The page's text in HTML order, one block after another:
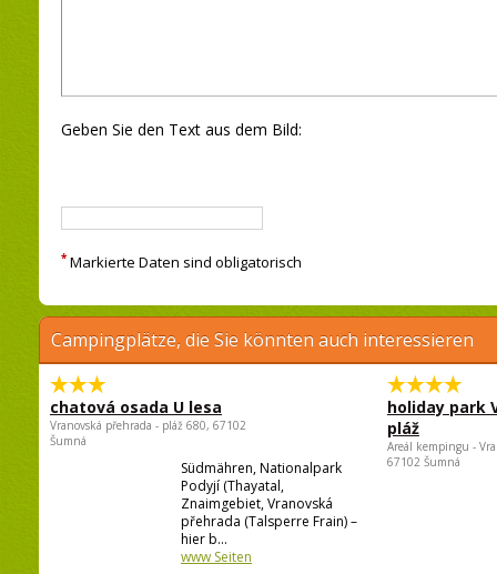
Geben Sie den Text aus dem Bild:
* Markierte Daten sind obligatorisch
Campingplätze, die Sie könnten auch interessieren
chatová osada U lesa
Vranovská přehrada - pláž 680, 67102
Šumná
Südmähren, Nationalpark
Podyjí (Thayatal,
Znaimgebiet, Vranovská
přehrada (Talsperre Frain) –
hier b...
www Seiten
holiday park
pláž
Areál kempingu -
67102 Šumná